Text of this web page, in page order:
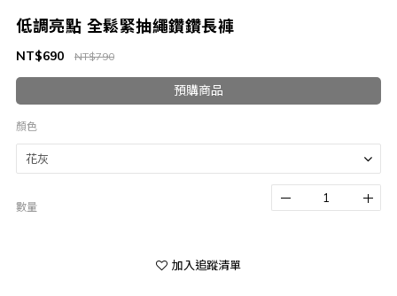
低調亮點 全鬆緊抽繩鑽鑽長褲
NT$790
NT$690
預購商品
顏色
數量
加入追蹤清單